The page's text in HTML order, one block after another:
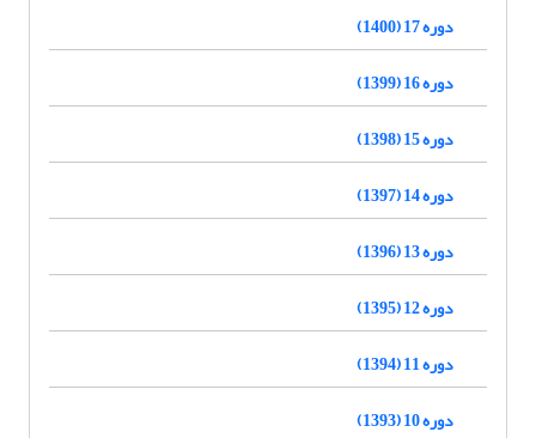
دوره 17 (1400)
دوره 16 (1399)
دوره 15 (1398)
دوره 14 (1397)
دوره 13 (1396)
دوره 12 (1395)
دوره 11 (1394)
دوره 10 (1393)